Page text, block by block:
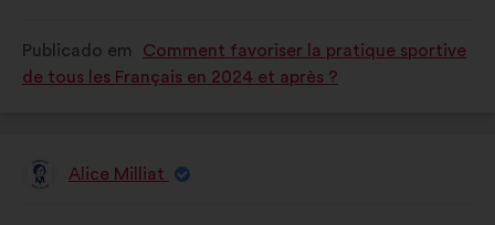
em:
em:
Publicado em
Comment favoriser la pratique sportive
de tous les Français en 2024 et après ?
PropostaAlice Milliat